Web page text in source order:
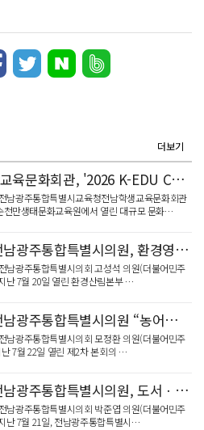
더보기
전남학생교육문화회관, '2026 K-EDU Culture WAVE' 성황리에 마쳐
남광주통합특별시교육청전남학생교육문화회관
천만생태문화교육원에서 열린 대규모 문화…
고성석 전남광주통합특별시의원, 환경영향평가 권한 이양에 따른 대응 체계 점검
남광주통합특별시의회 고성석 의원(더불어민주
난 7월 20일 열린 환경산림본부 …
모정환 전남광주통합특별시의원 “농어촌 기본소득 전면 시행으로 도농 상생 미래 열어야”
남광주통합특별시의회 모정환 의원(더불어민주
7월 22일 열린 제2차 본회의 …
박준엽 전남광주통합특별시의원, 도서ㆍ벽지 품는 통합 AI교수학습플랫폼 주문
남광주통합특별시의회 박준엽 의원(더불어민주
난 7월 21일, 전남광주통합특별시…